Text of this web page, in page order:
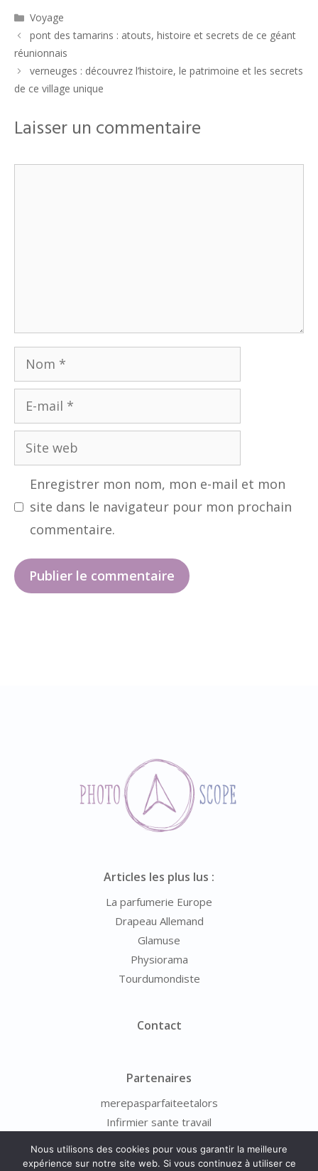
Catégories
Voyage
pont des tamarins : atouts, histoire et secrets de ce géant
réunionnais
verneuges : découvrez l’histoire, le patrimoine et les secrets
de ce village unique
Laisser un commentaire
Nom
mail
Site
web
Enregistrer mon nom, mon e-mail et mon
site dans le navigateur pour mon prochain
commentaire.
Articles les plus lus :
La parfumerie Europe
Drapeau Allemand
Glamuse
Physiorama
Tourdumondiste
Contact
Partenaires
merepasparfaiteetalors
Infirmier sante travail
Nous utilisons des cookies pour vous garantir la meilleure
expérience sur notre site web. Si vous continuez à utiliser ce